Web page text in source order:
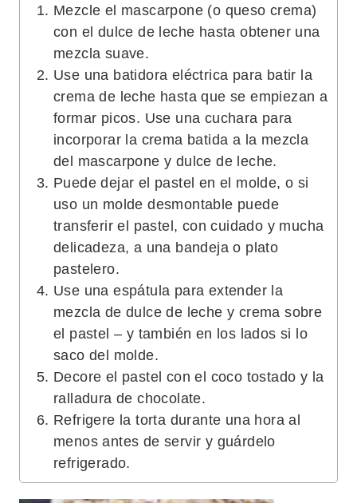
Mezcle el mascarpone (o queso crema)
con el dulce de leche hasta obtener una
mezcla suave.
Use una batidora eléctrica para batir la
crema de leche hasta que se empiezan a
formar picos. Use una cuchara para
incorporar la crema batida a la mezcla
del mascarpone y dulce de leche.
Puede dejar el pastel en el molde, o si
uso un molde desmontable puede
transferir el pastel, con cuidado y mucha
delicadeza, a una bandeja o plato
pastelero.
Use una espátula para extender la
mezcla de dulce de leche y crema sobre
el pastel – y también en los lados si lo
saco del molde.
Decore el pastel con el coco tostado y la
ralladura de chocolate.
Refrigere la torta durante una hora al
menos antes de servir y guárdelo
refrigerado.